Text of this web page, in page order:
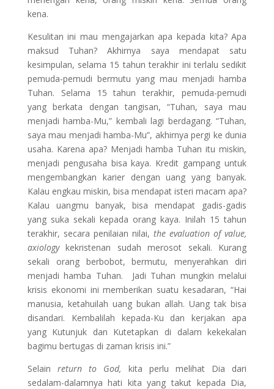
kena.
Kesulitan ini mau mengajarkan apa kepada kita? Apa
maksud Tuhan? Akhirnya saya mendapat satu
kesimpulan, selama 15 tahun terakhir ini terlalu sedikit
pemuda-pemudi bermutu yang mau menjadi hamba
Tuhan. Selama 15 tahun terakhir, pemuda-pemudi
yang berkata dengan tangisan, “Tuhan, saya mau
menjadi hamba-Mu,” kembali lagi berdagang. “Tuhan,
saya mau menjadi hamba-Mu”, akhirnya pergi ke dunia
usaha. Karena apa? Menjadi hamba Tuhan itu miskin,
menjadi pengusaha bisa kaya. Kredit gampang untuk
mengembangkan karier dengan uang yang banyak.
Kalau engkau miskin, bisa mendapat isteri macam apa?
Kalau uangmu banyak, bisa mendapat gadis-gadis
yang suka sekali kepada orang kaya. Inilah 15 tahun
terakhir, secara penilaian nilai,the evaluation of value,
axiologykekristenan sudah merosot sekali. Kurang
sekali orang berbobot, bermutu, menyerahkan diri
menjadi hamba Tuhan. Jadi Tuhan mungkin melalui
krisis ekonomi ini memberikan suatu kesadaran, “Hai
manusia, ketahuilah uang bukan allah. Uang tak bisa
disandari. Kembalilah kepada-Ku dan kerjakan apa
yang Kutunjuk dan Kutetapkan di dalam kekekalan
bagimu bertugas di zaman krisis ini.”
Selain return to God, kita perlu melihat Dia dari
sedalam-dalamnya hati kita yang takut kepada Dia,